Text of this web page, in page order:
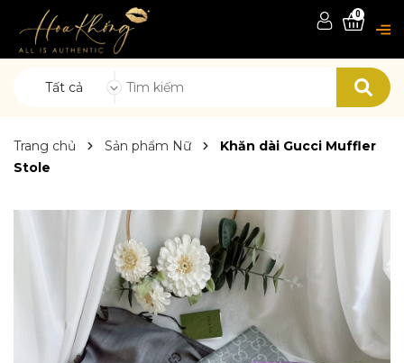
Tất cả
0
Trang chủ Sản phẩm Nữ
Khăn dài Gucci Muffler
Stole